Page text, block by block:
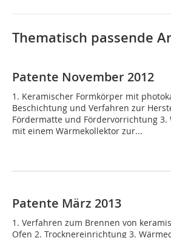
Thematisch passende
Patente November 2012
1. Keramischer Formkörper mit
Beschichtung und Verfahren zur
Fördermatte und Fördervorrichtung 3.
mit einem Wärmekollektor zur...
Patente März 2013
1. Verfahren zum Brennen von
Ofen 2. Trocknereinrichtung 3.